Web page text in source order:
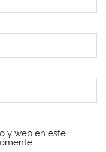
y web en este